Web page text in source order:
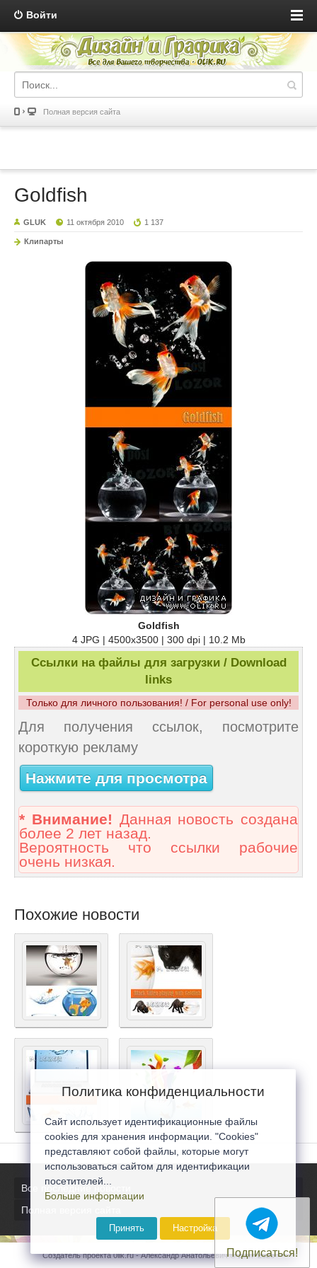
Войти
Полная версия сайта
Goldfish
GLUK 11 октября 2010 1 137
Клипарты
Goldfish
4 JPG | 4500x3500 | 300 dpi | 10.2 Mb
Ссылки на файлы для загрузки / Download
links
Только для личного пользования! / For personal use only!
Для получения ссылок, посмотрите
короткую рекламу
Нажмите для просмотра
* Внимание! Данная новость создана
более 2 лет назад.
Вероятность что ссылки рабочие
очень низкая.
Похожие новости
Все последние новости
Полная версия сайта
Создатель проекта 0lik.ru - Александр Анатольевич © 2007-2026
Подписаться!
Политика конфиденциальности
Сайт использует идентификационные файлы
cookies для хранения информации. "Cookies"
представляют собой файлы, которые могут
использоваться сайтом для идентификации
посетителей...
Больше информации
Принять Настройка